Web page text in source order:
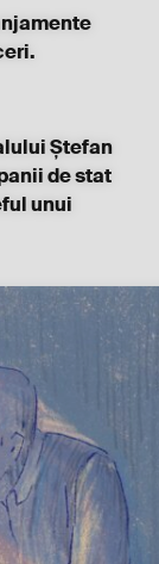
Ștefan
de stat
unui